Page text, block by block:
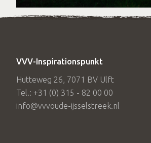
VVV-Inspirationspunkt
Hutteweg 26, 7071 BV Ulft
Tel.: +31 (0) 315 - 82 00 00
info@vvvoude-ijsselstreek.nl